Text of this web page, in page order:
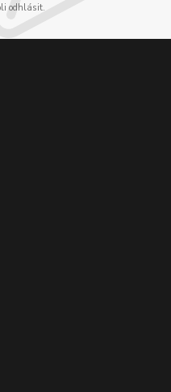
odhlásit.